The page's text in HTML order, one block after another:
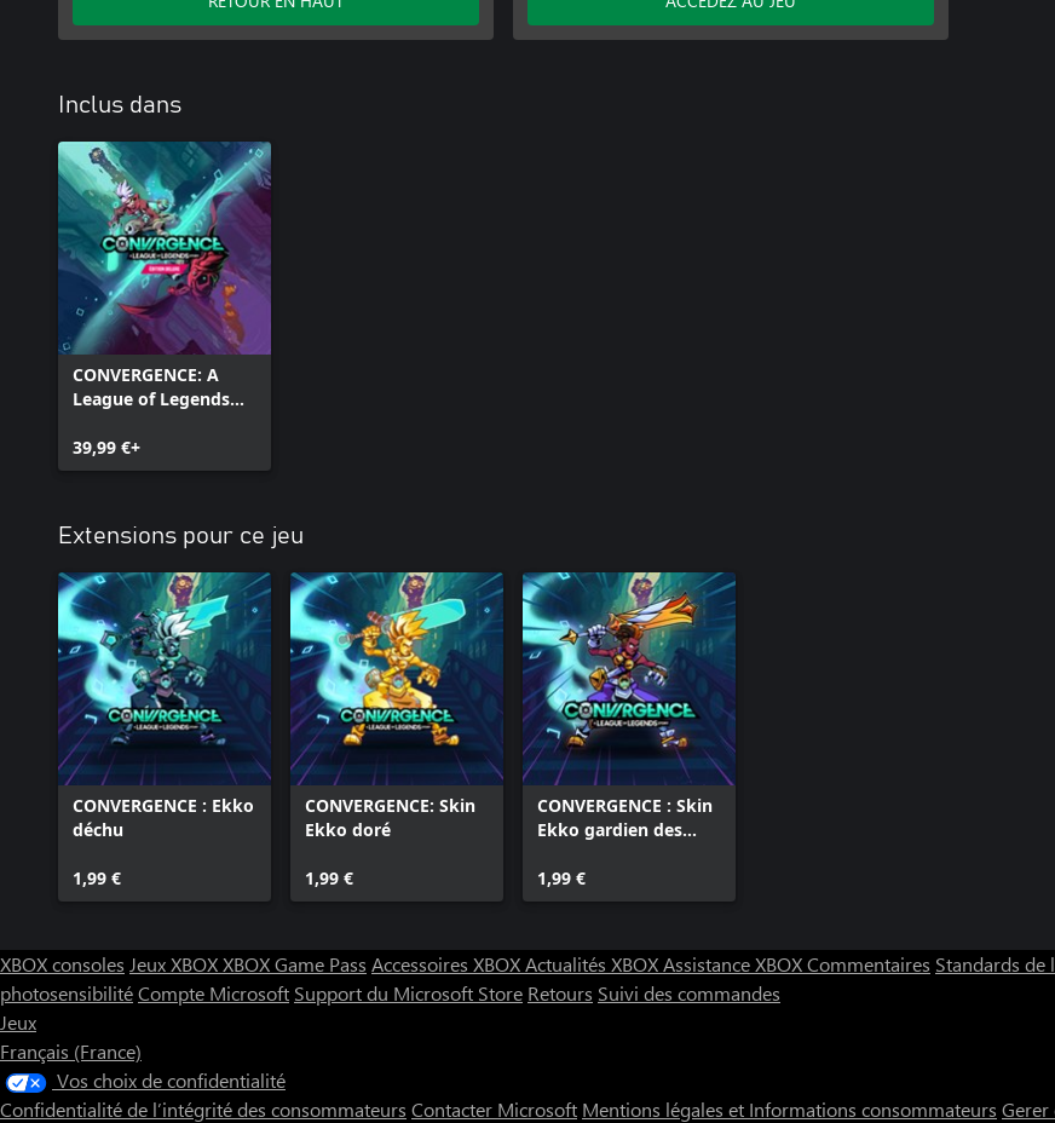
CONVERGENCE : Ekko déchu
Inclus dans
CONVERGENCE: A
League of Legends
39,99 €+
Extensions pour ce jeu
CONVERGENCE : Ekko
déchu
1,99 €
CONVERGENCE: Skin
Ekko doré
1,99 €
CONVERGENCE : Skin
Ekko gardien des
1,99 €
XBOX consoles Jeux XBOXXBOX Game Pass Accessoires XBOXActualités XBOXAssistance XBOXCommentaires Standards de
photosensibilitéCompte Microsoft Support du Microsoft Store Retours Suivi des commandes
Jeux
Français (France)
Vos choix de confidentialité
Confidentialité de l’intégrité des consommateurs Contacter Microsoft Mentions légales et Informations consommateurs Gerer